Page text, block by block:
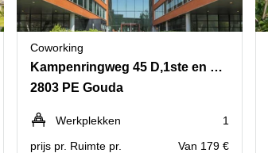
Coworking
Kampenringweg 45 D,1ste en 5de verdieping
2803 PE Gouda
Werkplekken
1
prijs pr. Ruimte pr.
Van 179 €